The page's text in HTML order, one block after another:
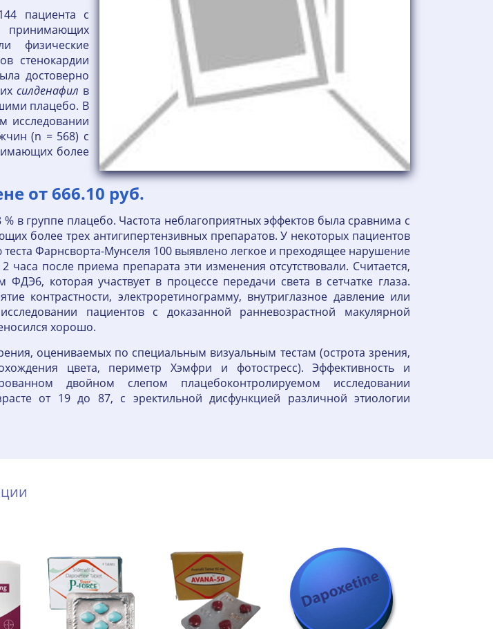
пациента с
принимающих
физические
стенокардии
достоверно
силденафил в
плацебо. В
исследовании
(n = 568) с
более
от 666.10 руб.
в группе плацебо. Частота неблагоприятных эффектов была сравнима с
более трех антигипертензивных препаратов. У некоторых пациентов
Фарнсворта-Мунселя 100 выявлено легкое и преходящее нарушение
часа после приема препарата эти изменения отсутствовали. Считается,
которая участвует в процессе передачи света в сетчатке глаза.
контрастности, электроретинограмму, внутриглазное давление или
пациентов с доказанной ранневозрастной макулярной
хорошо.
оцениваемых по специальным визуальным тестам (острота зрения,
цвета, периметр Хэмфри и фотостресс). Эффективность и
двойном слепом плацебоконтролируемом исследовании
от 19 до 87, с эректильной дисфункцией различной этиологии